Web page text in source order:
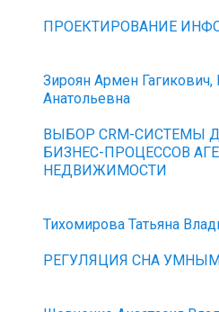
ПРОЕКТИРОВАНИЕ
Зироян Армен Гагикович,
Анатольевна
ВЫБОР CRM-СИСТЕМЫ
БИЗНЕС-ПРОЦЕССОВ
НЕДВИЖИМОСТИ
Тихомирова Татьяна
РЕГУЛЯЦИЯ СНА